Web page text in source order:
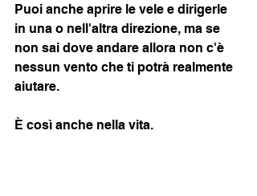
Puoi anche aprire le vele e dirigerle
in una o nell'altra direzione, ma se
non sai dove andare allora non c'è
nessun vento che ti potrà realmente
aiutare.
È così anche nella vita.